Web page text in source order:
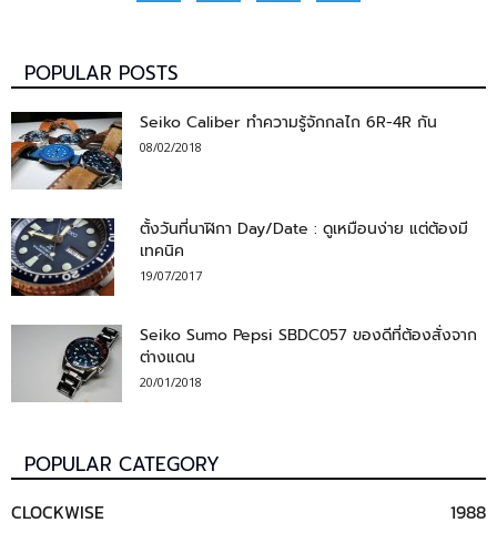
POPULAR POSTS
Seiko Caliber ทำความรู้จักกลไก 6R-4R กัน
08/02/2018
ตั้งวันที่นาฬิกา Day/Date : ดูเหมือนง่าย แต่ต้องมี
เทคนิค
19/07/2017
Seiko Sumo Pepsi SBDC057 ของดีที่ต้องสั่งจาก
ต่างแดน
20/01/2018
POPULAR CATEGORY
CLOCKWISE 1988